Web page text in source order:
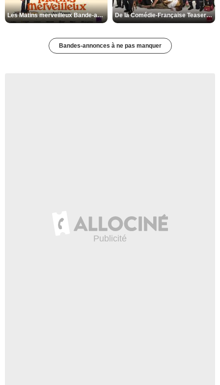
Les Matins merveilleux Bande-annonce VF De la Comédie-Française Teaser VF
Bandes-annonces à ne pas manquer